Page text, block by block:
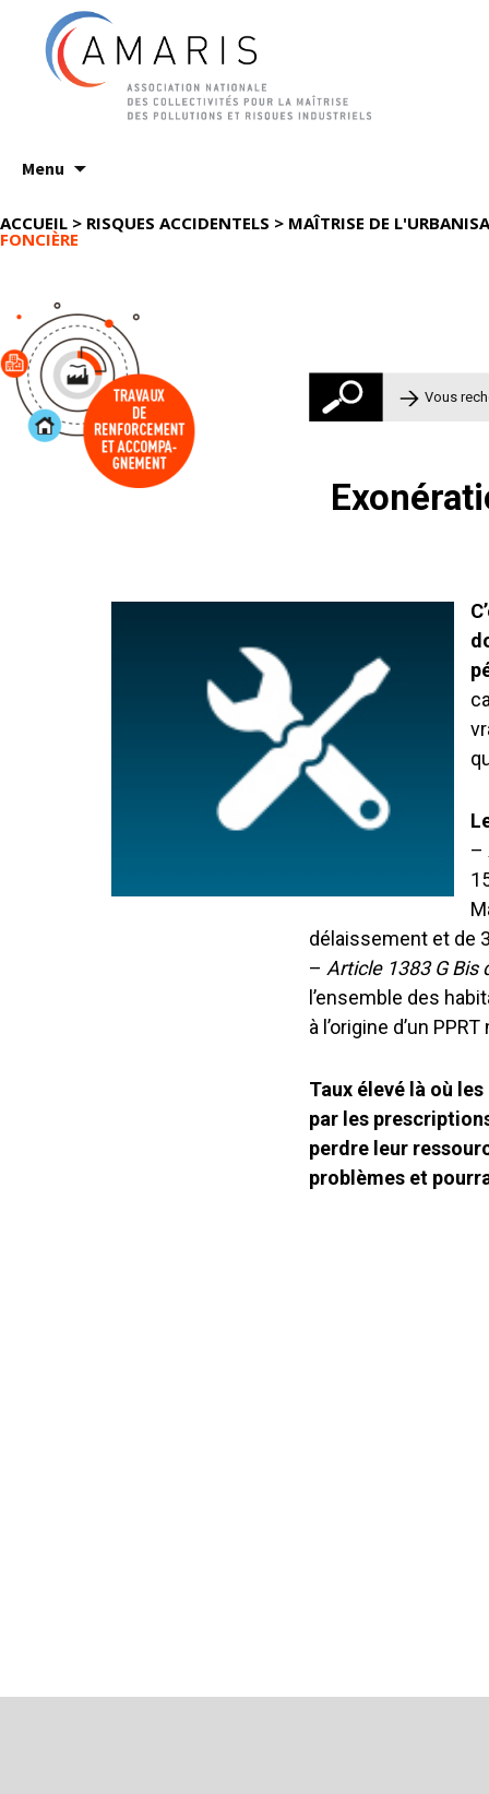
Menu
au
ACCUEIL > RISQUES ACCIDENTELS > MAÎTRISE DE
FONCIÈRE
Rechercher
–
délaissement et de
– Article 1383 G Bis
l’ensemble des
à l’origine d’un
Taux élevé là où
par les
perdre leur
problèmes et